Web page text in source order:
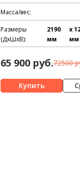
Масса/вес:
Размеры
(ДхШхВ):
2190
мм
x
мм
65 900 руб.72500